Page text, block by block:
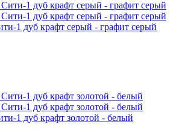
1 дуб крафт серый - графит серый
1 дуб крафт золотой - белый